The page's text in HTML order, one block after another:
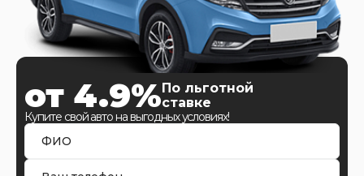
от 4.9%По льготной
ставке
Купите свой авто на выгодных условиях!